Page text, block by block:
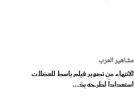
مشاهير العرب
الانتهاء من تصوير فيلم باسط للعضلات
استعداداً لطرحه بدُ...